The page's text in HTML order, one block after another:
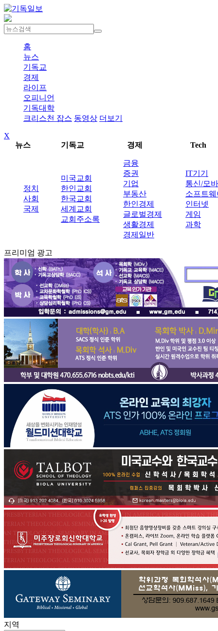
홈
뉴스
기독교
경제
라이프
오피니언
기독대학
크리스천 잡스 동영상 더보기
X
뉴스
기독교 경제 Tech
정치
사회
국제
미국교회
한인교회
한국교회
세계교회
교회주소록
금융
증권
기업
부동산
한인경제
글로벌경제
생활경제
경제일반
IT기기
통신/모
소프트웨
인터넷
게임
과학
프리미엄 광고
지역